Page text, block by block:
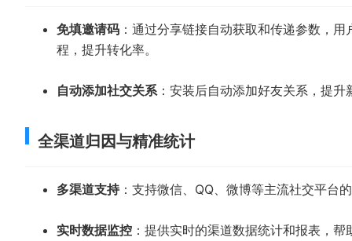
免填邀请码 ：通过分享链接自动获取和传递参数，
程，提升转化率。
自动添加社交关系：安装后自动添加好友关系，提
全渠道归因与精准统计
多渠道支持：支持微信、QQ、微博等主流社交平台
实时数据监控 ：提供实时的渠道数据统计和报表，